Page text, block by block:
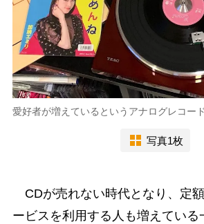
愛好者が増えているというアナログレコード
写真1枚
CDが売れない時代となり、定
ービスを利用する人も増えている